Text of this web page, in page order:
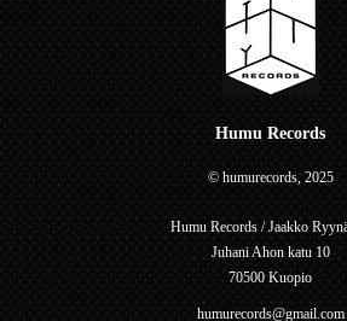
Humu Records
© humurecords, 2025
Humu Records / Jaakko
Juhani Ahon katu 10
70500 Kuopio
humurecords@gmail.com